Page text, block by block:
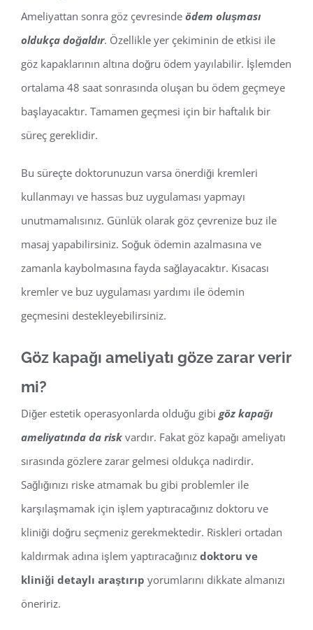
Ameliyattan sonra göz çevresinde ödem oluşması
oldukça doğaldır. Özellikle yer çekiminin de etkisi ile
göz kapaklarının altına doğru ödem yayılabilir. İşlemden
ortalama 48 saat sonrasında oluşan bu ödem geçmeye
başlayacaktır. Tamamen geçmesi için bir haftalık bir
süreç gereklidir.
Bu süreçte doktorunuzun varsa önerdiği kremleri
kullanmayı ve hassas buz uygulaması yapmayı
unutmamalısınız. Günlük olarak göz çevrenize buz ile
masaj yapabilirsiniz. Soğuk ödemin azalmasına ve
zamanla kaybolmasına fayda sağlayacaktır. Kısacası
kremler ve buz uygulaması yardımı ile ödemin
geçmesini destekleyebilirsiniz.
Göz kapağı ameliyatı göze zarar verir
mi?
Diğer estetik operasyonlarda olduğu gibi göz kapağı
ameliyatında da risk vardır. Fakat göz kapağı ameliyatı
sırasında gözlere zarar gelmesi oldukça nadirdir.
Sağlığınızı riske atmamak bu gibi problemler ile
karşılaşmamak için işlem yaptıracağınız doktoru ve
kliniği doğru seçmeniz gerekmektedir. Riskleri ortadan
kaldırmak adına işlem yaptıracağınız doktoru ve
kliniği detaylı araştırıp yorumlarını dikkate almanızı
öneririz.